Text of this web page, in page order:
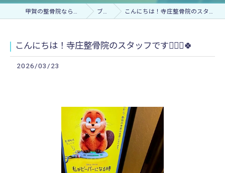
甲賀の整骨院なら寺庄整骨院 ブログ こんにちは！寺庄整骨院のスタッフです💁🏻‍♂️🍀
こんにちは！寺庄整骨院のスタッフです💁🏻‍♂️🍀
2026/03/23